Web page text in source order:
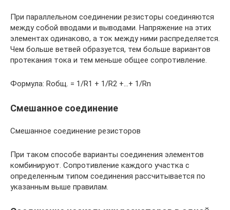
При параллельном соединении резисторы соединяются
между собой вводами и выводами. Напряжение на этих
элементах одинаково, а ток между ними распределяется.
Чем больше ветвей образуется, тем больше вариантов
протекания тока и тем меньше общее сопротивление.
Формула: Rобщ. = 1/R1 + 1/R2 +…+ 1/Rn
Смешанное соединение
Смешанное соединение резисторов
При таком способе варианты соединения элементов
комбинируют. Сопротивление каждого участка с
определенным типом соединения рассчитывается по
указанным выше правилам.